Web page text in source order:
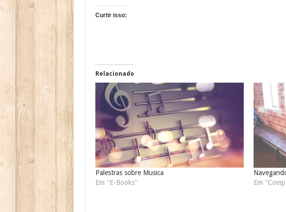
Curtir isso:
Relacionado
Palestras sobre Musica
Em "E-Books"
Em